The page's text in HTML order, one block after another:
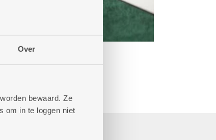
Over
bewaard. Ze
om in te loggen niet